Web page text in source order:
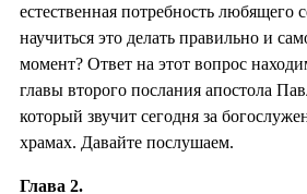
естественная потребность любящего
научиться это делать правильно и
момент? Ответ на этот вопрос
главы второго послания апостола
который звучит сегодня за
храмах. Давайте послушаем.
Глава 2.